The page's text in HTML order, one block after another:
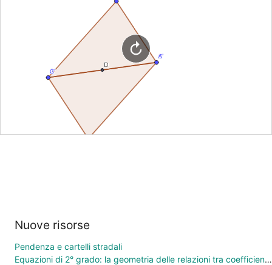
Nuove risorse
Pendenza e cartelli stradali
Equazioni di 2° grado: la geometria delle relazioni tra coefficienti e soluzioni